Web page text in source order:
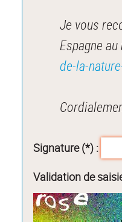
Je vous
de-la-
Signature (*) :
Validation de